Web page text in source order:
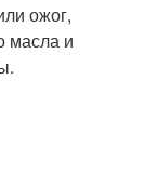
ожог,
масла и